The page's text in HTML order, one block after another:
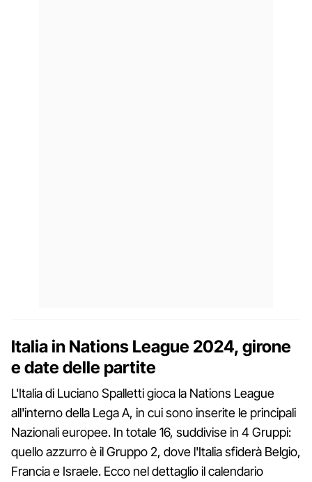
Italia in Nations League 2024, girone
e date delle partite
L'Italia di Luciano Spalletti gioca la Nations League
all'interno della Lega A, in cui sono inserite le principali
Nazionali europee. In totale 16, suddivise in 4 Gruppi:
quello azzurro è il Gruppo 2, dove l'Italia sfiderà Belgio,
Francia e Israele. Ecco nel dettaglio il calendario